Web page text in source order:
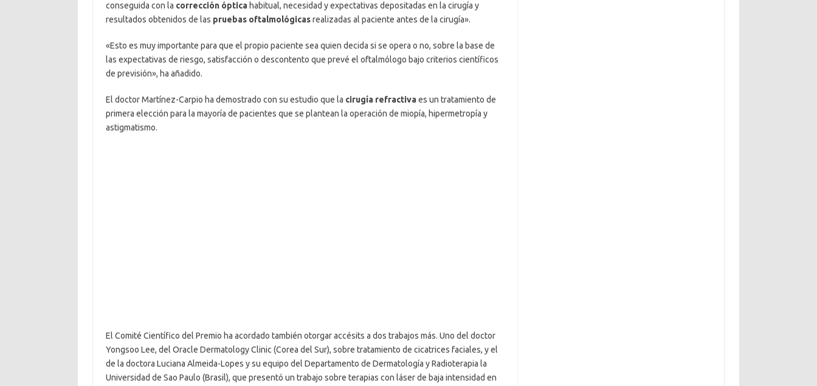
conseguida con la corrección ópticahabitual, necesidad y expectativas depositadas en la cirugía y
resultados obtenidos de las pruebas oftalmológicasrealizadas al paciente antes de la cirugía».
«Esto es muy importante para que el propio paciente sea quien decida si se opera o no, sobre la base de
las expectativas de riesgo, satisfacción o descontento que prevé el oftalmólogo bajo criterios científicos
de previsión», ha añadido.
El doctor Martínez-Carpio ha demostrado con su estudio que la cirugía refractivaes un tratamiento de
primera elección para la mayoría de pacientes que se plantean la operación de miopía, hipermetropía y
astigmatismo.
El Comité Científico del Premio ha acordado también otorgar accésits a dos trabajos más. Uno del doctor
Yongsoo Lee, del Oracle Dermatology Clinic (Corea del Sur), sobre tratamiento de cicatrices faciales, y el
de la doctora Luciana Almeida-Lopes y su equipo del Departamento de Dermatología y Radioterapia la
Universidad de Sao Paulo (Brasil), que presentó un trabajo sobre terapias con láser de baja intensidad en